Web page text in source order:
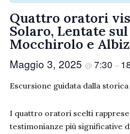
Quattro oratori
Solaro, Lentate sul
Mocchirolo e
Maggio 3, 2025 @ 7:30 –
Escursione guidata dalla storica
I quattro oratori scelti
testimonianze più significative